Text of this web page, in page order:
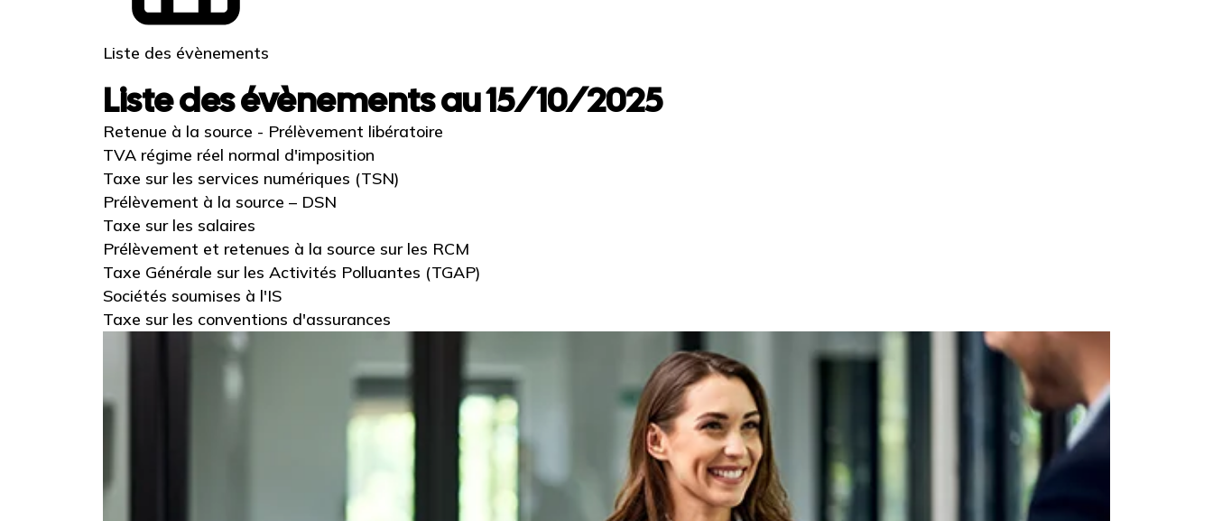
Liste des évènements
Liste des évènements au 15/10/2025
Retenue à la source - Prélèvement libératoire
TVA régime réel normal d'imposition
Taxe sur les services numériques (TSN)
Prélèvement à la source – DSN
Taxe sur les salaires
Prélèvement et retenues à la source sur les RCM
Taxe Générale sur les Activités Polluantes (TGAP)
Sociétés soumises à l'IS
Taxe sur les conventions d'assurances